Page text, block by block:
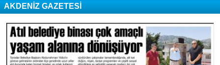
AKDENİZ GAZETESİ